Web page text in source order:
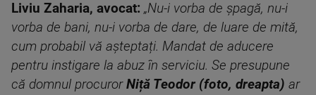
Liviu Zaharia, avocat: „Nu-i vorba de șpagă, nu-i
vorba de bani, nu-i vorba de dare, de luare de mită,
cum probabil vă așteptați. Mandat de aducere
pentru instigare la abuz în serviciu. Se presupune
că domnul procurorNiță Teodor (foto, dreapta) ar